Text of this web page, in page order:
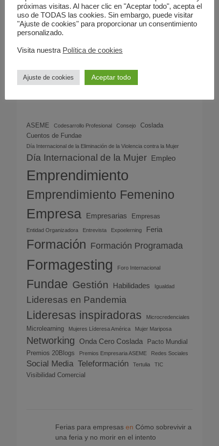
8 marzo, 2024
Nube de etiquetas
ASEME Codesarrollo Profesional Consejo
Coslada
Cuentos de Fundae
Día Internacional de la Eliminación de la Violencia contra la Mujer
Día Internacional de la Mujer Empleo
Emprendimiento
Emprendimiento Femenino
Empresa Empresarias Empresas
Entidad Organizadora Entrevista Expoelerning Feria
Formación Formación Programada
Formagesting Foro Internacional
Fundae Gestión Habilidades Igualdad
Lideresas en Pandemia
Lideresas inspiradoras Microcredenciales
Microlearning Mujeres Líderesa América Mujer Mariposa
Networking Onda Cero Coslada
Pacto Mundial
Premios 20Blogs
Premios Empresaria ASEME Redes Sociales
Social Media Teleformación Tertulia TIC
Visibilidad Comercial
Ferias para empresasen Cómo sobrevivir a
una feria y no morir en el intento
próximas visitas. Al hacer clic en "Aceptar todo", acepta el
uso de TODAS las cookies. Sin embargo, puede visitar
"Ajuste de cookies" para proporcionar un consentimiento
personalizado.
Visita nuestra Política de cookies
Ajuste de cookies Aceptar todo